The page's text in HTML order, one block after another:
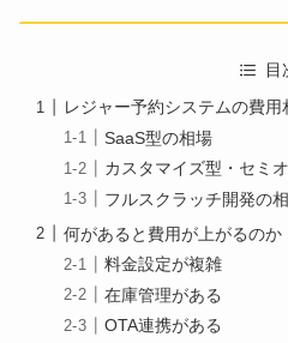
目
レジャー予約システムの費用
SaaS型の相場
カスタマイズ型・セミ
フルスクラッチ開発の
何があると費用が上がるのか
料金設定が複雑
在庫管理がある
OTA連携がある